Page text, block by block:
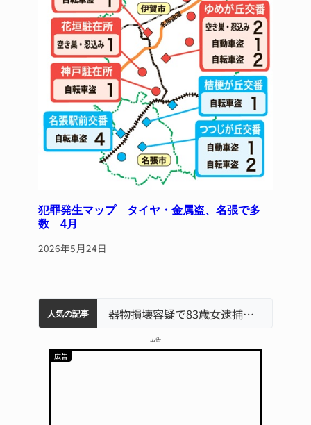
犯罪発生マップ タイヤ・金属盗、名張で多
数 4月
2026年5月24日
人気の記事
名張市水道料金47％値上げへ 答申案、審議会で大筋まとまる 器物損壊容疑で83歳女逮捕 伊賀署
中学校の陶壁モニュメント 地元建設会社がボランティアで清掃 伊賀名張市立病院のDMAT、熊本地震の被災地へ 能登以来3回目の派遣
「息子が妊娠させた」母娘だまされ400万円詐欺被害 名張
– 広告 –